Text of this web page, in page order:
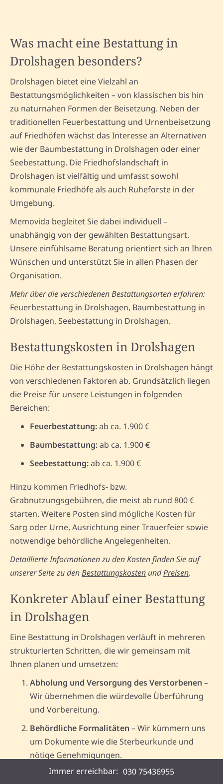
Was macht eine Bestattung in
Drolshagen besonders?
Drolshagen bietet eine Vielzahl an
Bestattungsmöglichkeiten – von klassischen bis hin
zu naturnahen Formen der Beisetzung. Neben der
traditionellen Feuerbestattung und Urnenbeisetzung
auf Friedhöfen wächst das Interesse an Alternativen
wie der Baumbestattung in Drolshagen oder einer
Seebestattung. Die Friedhofslandschaft in
Drolshagen ist vielfältig und umfasst sowohl
kommunale Friedhöfe als auch Ruheforste in der
Umgebung.
Memovida begleitet Sie dabei individuell –
unabhängig von der gewählten Bestattungsart.
Unsere einfühlsame Beratung orientiert sich an Ihren
Wünschen und unterstützt Sie in allen Phasen der
Organisation.
Mehr über die verschiedenen Bestattungsarten erfahren:
Feuerbestattung in Drolshagen, Baumbestattung in
Drolshagen, Seebestattung in Drolshagen.
Bestattungskosten in Drolshagen
Die Höhe der Bestattungskosten in Drolshagen hängt
von verschiedenen Faktoren ab. Grundsätzlich liegen
die Preise für unsere Leistungen in folgenden
Bereichen:
Feuerbestattung:ab ca. 1.900 €
Baumbestattung:ab ca. 1.900 €
Seebestattung:ab ca. 1.900 €
Hinzu kommen Friedhofs- bzw.
Grabnutzungsgebühren, die meist ab rund 800 €
starten. Weitere Posten sind mögliche Kosten für
Sarg oder Urne, Ausrichtung einer Trauerfeier sowie
notwendige behördliche Angelegenheiten.
Detaillierte Informationen zu den Kosten finden Sie auf
unserer Seite zu denBestattungskosten undPreisen.
Konkreter Ablauf einer Bestattung
in Drolshagen
Eine Bestattung in Drolshagen verläuft in mehreren
strukturierten Schritten, die wir gemeinsam mit
Ihnen planen und umsetzen:
Abholung und Versorgung des Verstorbenen –
Wir übernehmen die würdevolle Überführung
und Vorbereitung.
Behördliche Formalitäten – Wir kümmern uns
um Dokumente wie die Sterbeurkunde und
nötige Genehmigungen.
Planung der Bestattung – Auswahl der
Immer erreichbar: 030 75436955